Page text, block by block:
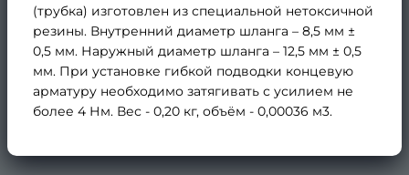
(трубка) изготовлен из специальной нетоксичной
резины. Внутренний диаметр шланга – 8,5 мм ±
0,5 мм. Наружный диаметр шланга – 12,5 мм ± 0,5
мм. При установке гибкой подводки концевую
арматуру необходимо затягивать с усилием не
более 4 Нм. Вес - 0,20 кг, объём - 0,00036 м3.